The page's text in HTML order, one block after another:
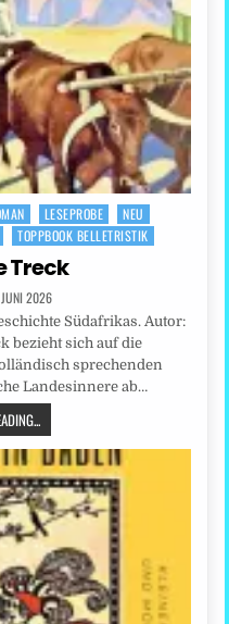
LESEPROBE
NEU
TOPPBOOK BELLETRISTIK
Treck
2026
Südafrikas. Autor:
bezieht sich auf die
sprechenden
Landesinnere ab…